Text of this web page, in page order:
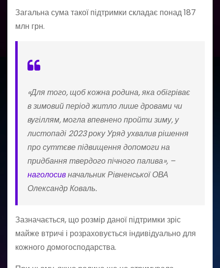
Загальна сума такої підтримки складає понад 187
млн грн.
«Для того, щоб кожна родина, яка обігріває
в зимовий період житло лише дровами чи
вугіллям, могла впевнено пройти зиму, у
листопаді 2023 року Уряд ухвалив рішення
про суттєве підвищення допомоги на
придбання твердого пічного палива», –
наголосивначальник Рівненської ОВА
Олександр Коваль.
Зазначається, що розмір даної підтримки зріс
майже втричі і розраховується індивідуально для
кожного домогосподарства.